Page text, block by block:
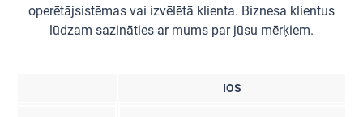
operētājsistēmas vai izvēlētā klienta. Biznesa klientus
lūdzam sazināties ar mums par jūsu mērķiem.
IOS